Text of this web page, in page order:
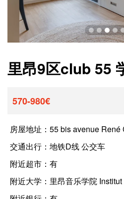
里昂9区club 55
570-980€
房屋地址： 55 bis avenue René
交通出行： 地铁D线 公交车
附近超市： 有
附近大学： 里昂音乐学院